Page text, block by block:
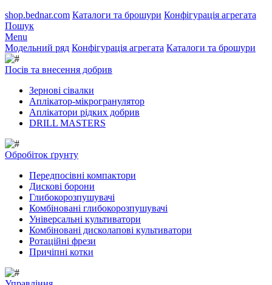
shop.bednar.com Каталоги та брошури Конфігурація агрегата
Пошук
Menu
Модельний ряд Конфігурація агрегата Каталоги та брошури
Посів та внесення добрив
Зернові сівалки
Аплікатор-мікрогранулятор
Аплікатори рідких добрив
DRILL MASTERS
Обробіток ґрунту
Передпосівні компактори
Дискові борони
Глибокорозпушувачі
Комбіновані глибокорозпушувачі
Універсальні культиватори
Комбіновані дисколапові культиватори
Ротаційні фрези
Причіпні котки